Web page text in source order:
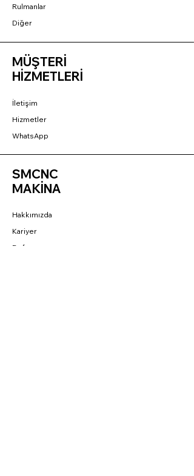
Rulmanlar
Diğer
MÜŞTERİ
HİZMETLERİ
İletişim
Hizmetler
WhatsApp
SMCNC
MAKİNA
Hakkımızda
Kariyer
Referans